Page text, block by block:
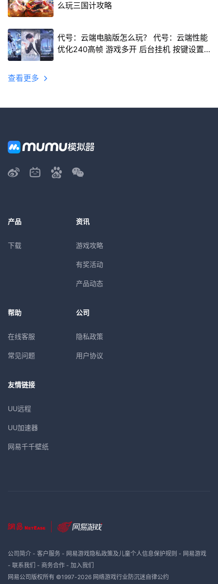
么玩三国计攻略
代号：云端电脑版怎么玩？ 代号：云端性能
优化240高帧 游戏多开 后台挂机 按键设置
查看更多
产品
下载
资讯
游戏攻略
有奖活动
产品动态
帮助
在线客服
常见问题
公司
隐私政策
用户协议
友情链接
UU远程
UU加速器
网易千千壁纸
公司简介- 客户服务- 网易游戏隐私政策及儿童个人信息保护规则 - 网易游戏
- 联系我们 - 商务合作- 加入我们
网易公司版权所有 ©1997-2026 网络游戏行业防沉迷自律公约